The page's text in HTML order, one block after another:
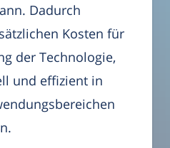
Dadurch
Kosten für
der Technologie,
und effizient in